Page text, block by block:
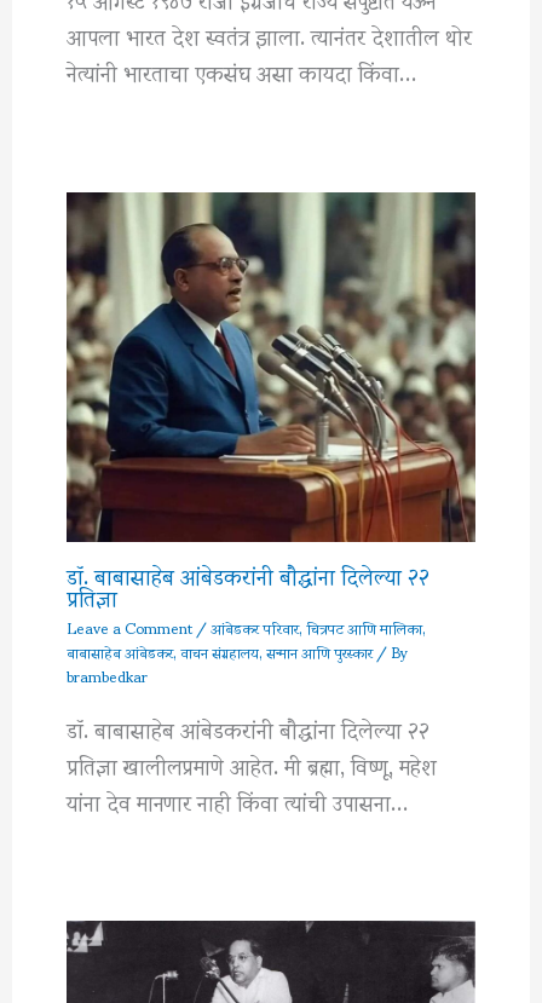
आपला भारत देश स्वतंत्र झाला. त्यानंतर देशातील थोर
नेत्यांनी भारताचा एकसंघ असा कायदा किंवा…
डॉ. बाबासाहेब आंबेडकरांनी बौद्धांना दिलेल्या २२
प्रतिज्ञा
Leave a Comment/आंबेडकर परिवार,चित्रपट आणि मालिका,
बाबासाहेब आंबेडकर,वाचन संग्रहालय,सन्मान आणि पुरस्कार/ By
brambedkar
डॉ. बाबासाहेब आंबेडकरांनी बौद्धांना दिलेल्या २२
प्रतिज्ञा खालीलप्रमाणे आहेत. मी ब्रह्मा, विष्णू, महेश
यांना देव मानणार नाही किंवा त्यांची उपासना…